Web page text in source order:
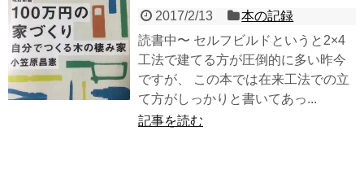
2017/2/13
本の記録
読書中〜 セルフビルドというと2×4
工法で建てる方が圧倒的に多い昨今
ですが、 この本では在来工法での立
て方がしっかりと書いてあっ...
記事を読む